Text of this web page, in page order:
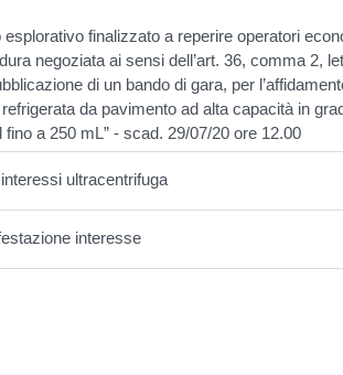
finalizzato a reperire operatori
negoziata ai sensi dell’art. 36, comma 2,
di un bando di gara, per
da pavimento ad alta capacità in
fino a 250 mL” - scad. 29/07/20 ore 12.00
ultracentrifuga
interesse